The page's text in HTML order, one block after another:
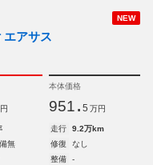
NEW
アサス
本体価格
951. 5 万円
走行
9.2万km
無 修復
なし
整備
-